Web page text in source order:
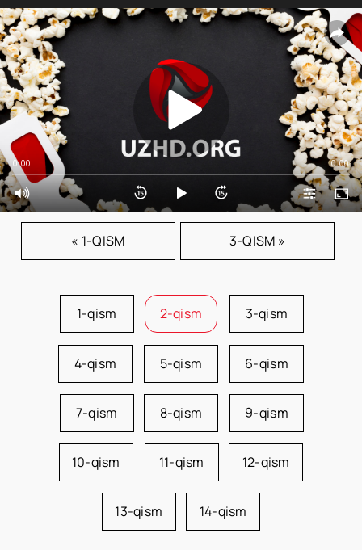
0:00 0:00
« 1-QISM 3-QISM »
1-qism 2-qism 3-qism
4-qism 5-qism 6-qism
7-qism 8-qism 9-qism
10-qism 11-qism 12-qism
13-qism 14-qism